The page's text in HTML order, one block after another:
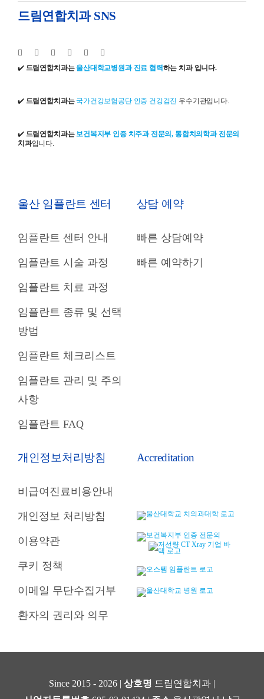
드림연합치과 SNS
✔️ 드림연합치과는 울산대학교병원과 진료 협력하는 치과 입니다.
✔️ 드림연합치과는 국가건강보험공단 인증 건강검진 우수기관입니다.
✔️ 드림연합치과는 보건복지부 인증 치주과 전문의, 통합치의학과 전문의
치과입니다.
울산 임플란트 센터
임플란트 센터 안내
임플란트 시술 과정
임플란트 치료 과정
임플란트 종류 및 선택
방법
임플란트 체크리스트
임플란트 관리 및 주의
사항
임플란트 FAQ
상담 예약
빠른 상담예약
빠른 예약하기
개인정보처리방침
비급여진료비용안내
개인정보 처리방침
이용약관
쿠키 정책
이메일 무단수집거부
환자의 권리와 의무
Accreditation
Since 2015 - 2026 | 상호명 드림연합치과 |